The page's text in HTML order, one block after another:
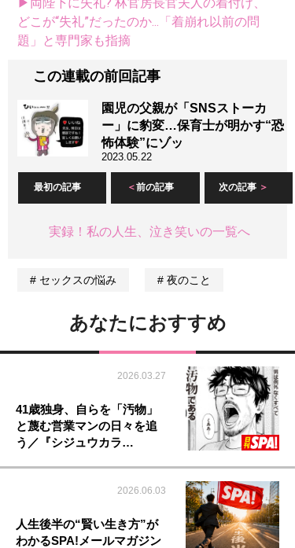
どこが“失礼”だったのか...「着崩れ以前の問
題」と専門家も指摘
この連載の前回記事
園児の父親が「SNSストーカ
ー」に豹変…保育士が明かす“恐
怖体験”にゾッ
2023.05.22
最初の記事 前の記事 次の記事
実録！私の人生、泣き笑いの一覧へ
セックスの悩み 夜のこと
あなたにおすすめ
2026.03.27
41歳独身、自らを「汚物」
と蔑む営業マンの日々を追
う／『シジュウカラ…
2026.06.03
人生後半の“賢い生き方”が
わかるSPA!メールマガジン